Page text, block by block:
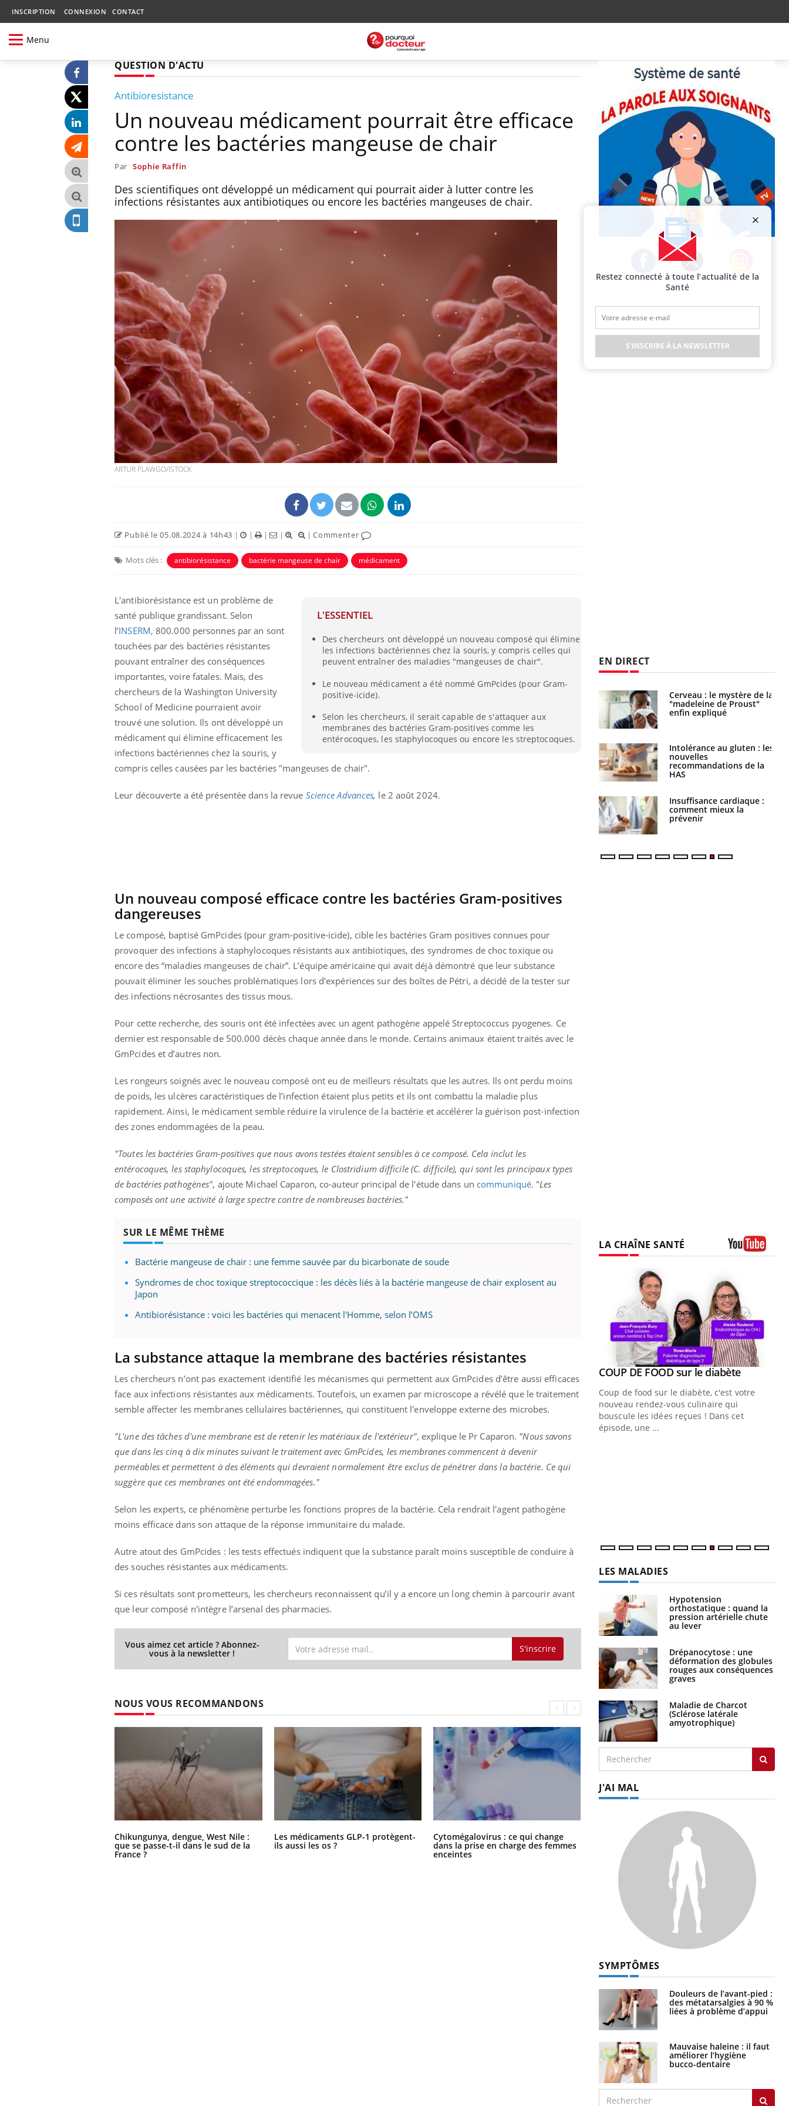
INSCRIPTION CONNEXION CONTACT
Menu
QUESTION D'ACTU
Antibioresistance
Un nouveau médicament pourrait être efficace
contre les bactéries mangeuse de chair
Par Sophie Raffin
Des scientifiques ont développé un médicament qui pourrait aider à lutter contre les
infections résistantes aux antibiotiques ou encore les bactéries mangeuses de chair.
ARTUR PLAWGO/ISTOCK
Publié le 05.08.2024 à 14h43 | | | | |Commenter
Mots clés : antibiorésistance bactérie mangeuse de chair médicament
L'ESSENTIEL
Des chercheurs ont développé un nouveau composé qui élimine
les infections bactériennes chez la souris, y compris celles qui
peuvent entraîner des maladies "mangeuses de chair".
Le nouveau médicament a été nommé GmPcides (pour Gram-
positive-icide).
Selon les chercheurs, il serait capable de s'attaquer aux
membranes des bactéries Gram-positives comme les
entérocoques, les staphylocoques ou encore les streptocoques.
L'antibiorésistance est un problème de
santé publique grandissant. Selon
l’INSERM, 800.000 personnes par an sont
touchées par des bactéries résistantes
pouvant entraîner des conséquences
importantes, voire fatales. Mais, des
chercheurs de la Washington University
School of Medicine pourraient avoir
trouvé une solution. Ils ont développé un
médicament qui élimine efficacement les
infections bactériennes chez la souris, y
compris celles causées par les bactéries "mangeuses de chair".
Leur découverte a été présentée dans la revue Science Advances, le 2 août 2024.
Un nouveau composé efficace contre les bactéries Gram-positives
dangereuses
Le composé, baptisé GmPcides (pour gram-positive-icide), cible les bactéries Gram positives connues pour
provoquer des infections à staphylocoques résistants aux antibiotiques, des syndromes de choc toxique ou
encore des “maladies mangeuses de chair”. L’équipe américaine qui avait déjà démontré que leur substance
pouvait éliminer les souches problématiques lors d'expériences sur des boîtes de Pétri, a décidé de la tester sur
des infections nécrosantes des tissus mous.
Pour cette recherche, des souris ont été infectées avec un agent pathogène appelé Streptococcus pyogenes. Ce
dernier est responsable de 500.000 décès chaque année dans le monde. Certains animaux étaient traités avec le
GmPcides et d’autres non.
Les rongeurs soignés avec le nouveau composé ont eu de meilleurs résultats que les autres. Ils ont perdu moins
de poids, les ulcères caractéristiques de l’infection étaient plus petits et ils ont combattu la maladie plus
rapidement. Ainsi, le médicament semble réduire la virulence de la bactérie et accélérer la guérison post-infection
des zones endommagées de la peau.
"Toutes les bactéries Gram-positives que nous avons testées étaient sensibles à ce composé. Cela inclut les
entérocoques, les staphylocoques, les streptocoques, le Clostridium difficile (C. difficile), qui sont les principaux types
de bactéries pathogènes", ajoute Michael Caparon, co-auteur principal de l'étude dans un communiqué. "Les
composés ont une activité à large spectre contre de nombreuses bactéries."
SUR LE MÊME THÈME
Bactérie mangeuse de chair : une femme sauvée par du bicarbonate de soude
Syndromes de choc toxique streptococcique : les décès liés à la bactérie mangeuse de chair explosent au
Japon
Antibiorésistance : voici les bactéries qui menacent l'Homme, selon l’OMS
La substance attaque la membrane des bactéries résistantes
Les chercheurs n’ont pas exactement identifié les mécanismes qui permettent aux GmPcides d’être aussi efficaces
face aux infections résistantes aux médicaments. Toutefois, un examen par microscope a révélé que le traitement
semble affecter les membranes cellulaires bactériennes, qui constituent l'enveloppe externe des microbes.
"L'une des tâches d'une membrane est de retenir les matériaux de l'extérieur", explique le Pr Caparon. "Nous savons
que dans les cinq à dix minutes suivant le traitement avec GmPcides, les membranes commencent à devenir
perméables et permettent à des éléments qui devraient normalement être exclus de pénétrer dans la bactérie. Ce qui
suggère que ces membranes ont été endommagées."
Selon les experts, ce phénomène perturbe les fonctions propres de la bactérie. Cela rendrait l'agent pathogène
moins efficace dans son attaque de la réponse immunitaire du malade.
Autre atout des GmPcides : les tests effectués indiquent que la substance paraît moins susceptible de conduire à
des souches résistantes aux médicaments.
Si ces résultats sont prometteurs, les chercheurs reconnaissent qu’il y a encore un long chemin à parcourir avant
que leur composé n'intègre l’arsenal des pharmacies.
Vous aimez cet article ? Abonnez-
vous à la newsletter ! S'inscrire
NOUS VOUS RECOMMANDONS
Chikungunya, dengue, West Nile :
que se passe-t-il dans le sud de la
France ?
Les médicaments GLP-1 protègent-
ils aussi les os ?
Cytomégalovirus : ce qui change
dans la prise en charge des femmes
enceintes
La sieste empêche-t-elle de dormir
la nuit ?
Facebook Twitter Instagram
EN DIRECT
Mordue par un
barracuda, une petite fille
secourue grâce à un
réflexe essentiel
Légionellose en Suisse :
quelle est l’origine de la
contamination ?
Allergies alimentaires :
Comment gérer le
sommeil des enfants en
vacances ?
Bilan prévention : ce que
bientôt faire
TDAH : quel est ce
Cerveau : le mystère de la
"madeleine de Proust"
enfin expliqué
Intolérance au gluten : les
nouvelles
recommandations de la
HAS
Insuffisance cardiaque :
comment mieux la
prévenir
Le décalage des horaires
d'été : quel impact sur le
sommeil ?
Grossesse : ces polluants
pourraient influencer le
poids des enfants
Autisme : pourquoi le
cerveau reconnaît-il les
visages autrement ?
LA CHAÎNE SANTÉ
Diabète & Ramadan 2026
Le Ramadan approche, et, pour de
nombreuses personnes atteintes de
diabète, c'est une période de questions, de
Un « jumeau numérique » pour
faciliter l’accès à la médecine
préventiveYoutube
Un établissement lié à un groupe
santé : l'utilisation d'un « jumeau
numérique » permet ...
Youtube
COUP DE FOOD sur le diabèteYoutube
Coup de food sur le diabète, c'est votre
nouveau rendez-vous culinaire qui
bouscule les idées reçues ! Dans cet
épisode, une ...
LES MALADIES
Hypotension
orthostatique : quand la
pression artérielle chute
au lever
Drépanocytose : une
déformation des globules
rouges aux conséquences
graves
Maladie de Charcot
(Sclérose latérale
amyotrophique)
J'AI MAL
SYMPTÔMES
Douleurs de l’avant-pied :
des métatarsalgies à 90 %
liées à problème d’appui
Mauvaise haleine : il faut
améliorer l’hygiène
bucco-dentaire
Restez connecté à toute l’actualité de la
Santé
S'INSCRIRE À LA NEWSLETTER